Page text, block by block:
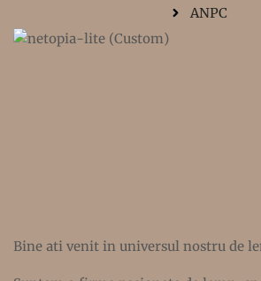
ANPC
Bine ati venit in universul nostru de